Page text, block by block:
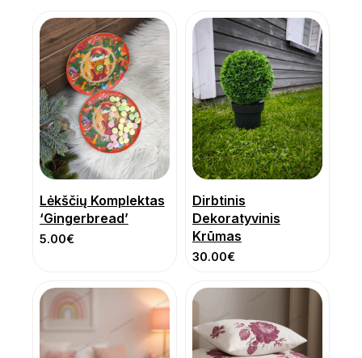
Lėkščių Komplektas
‘Gingerbread’
5.00€
Dirbtinis
Dekoratyvinis
Krūmas
30.00€